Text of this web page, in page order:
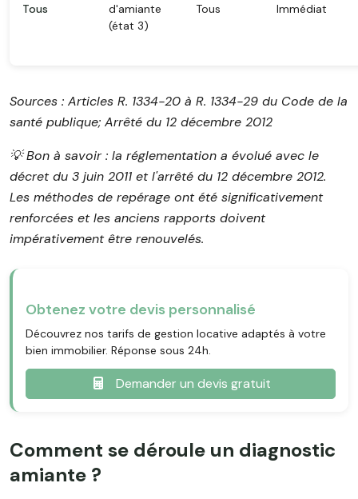
Tous
d'amiante
(état 3)
Tous Immédiat
Sources : Articles R. 1334-20 à R. 1334-29 du Code de la
santé publique; Arrêté du 12 décembre 2012
💡 Bon à savoir : la réglementation a évolué avec le
décret du 3 juin 2011 et l'arrêté du 12 décembre 2012.
Les méthodes de repérage ont été significativement
renforcées et les anciens rapports doivent
impérativement être renouvelés.
Obtenez votre devis personnalisé
Découvrez nos tarifs de gestion locative adaptés à votre
bien immobilier. Réponse sous 24h.
Demander un devis gratuit
Comment se déroule un diagnostic
amiante ?